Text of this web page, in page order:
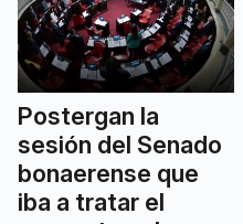
Postergan la
sesión del Senado
bonaerense que
iba a tratar el